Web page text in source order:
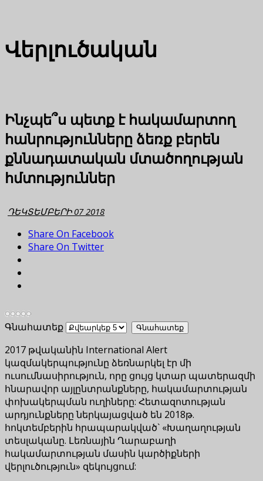
Վերլուծական
Ինչպե՞ս պետք է հակամարտող
հանրությունները ձեռք բերեն
քննադատական մտածողության
հմտություններ
ԴԵԿՏԵՄԲԵՐԻ 07 2018
Share On Facebook
Share On Twitter
Գնահատեք
2017 թվականին International Alert
կազմակերպությունը ձեռնարկել էր մի
ուսումնասիրություն, որը ցույց կտար պատերազմի
հնարավոր այլընտրանքները, հակամարտության
փոխակերպման ուղիները: Հետազոտության
արդյունքները ներկայացված են 2018թ.
հոկտեմբերին հրապարակված` «Խաղաղության
տեսլականը. Լեռնային Ղարաբաղի
հակամարտության մասին կարծիքների
վերլուծություն» զեկույցում: